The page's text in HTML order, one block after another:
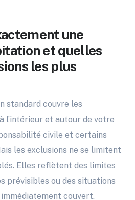
une
et quelles
les plus
standard couvre les
l’intérieur et autour de votre
civile et certains
les exclusions ne se limitent
Elles reflètent des limites
prévisibles ou des situations
couvert.